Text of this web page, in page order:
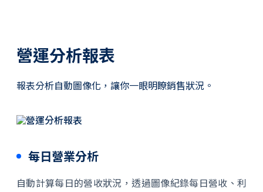
營運分析報表
報表分析自動圖像化，讓你一眼明瞭銷售狀況。
每日營業分析
自動計算每日的營收狀況，透過圖像紀錄每日營收、利